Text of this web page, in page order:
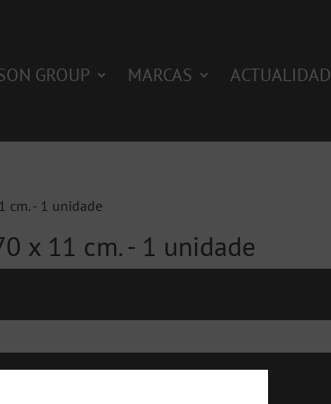
GROUP MARCAS ACTUALIDAD
cm. - 1 unidade
x 11 cm. - 1 unidade